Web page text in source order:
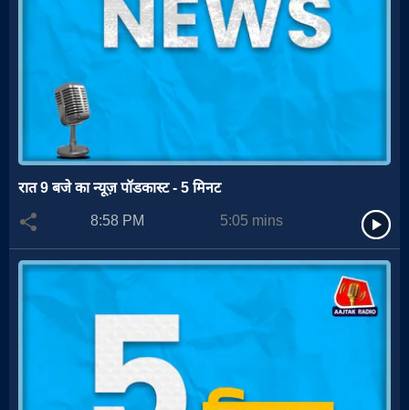
रात 9 बजे का न्यूज़ पॉडकास्ट - 5 मिनट
8:58 PM
5:05 mins